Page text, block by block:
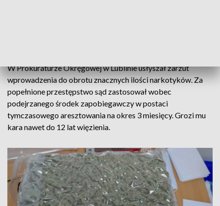
W Prokuraturze Okręgowej w Lublinie usłyszał zarzut
wprowadzenia do obrotu znacznych ilości narkotyków. Za
popełnione przestępstwo sąd zastosował wobec
podejrzanego środek zapobiegawczy w postaci
tymczasowego aresztowania na okres 3 miesięcy. Grozi mu
kara nawet do 12 lat więzienia.